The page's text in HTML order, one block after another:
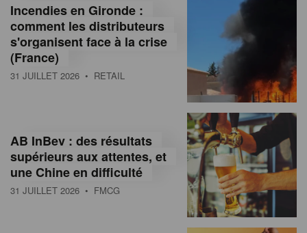
n
e
n
o
Incendies en Gironde :
comment les distributeurs
s'organisent face à la crise
(France)
31 JUILLET 2026 • RETAIL
AB InBev : des résultats
supérieurs aux attentes, et
une Chine en difficulté
31 JUILLET 2026 • FMCG